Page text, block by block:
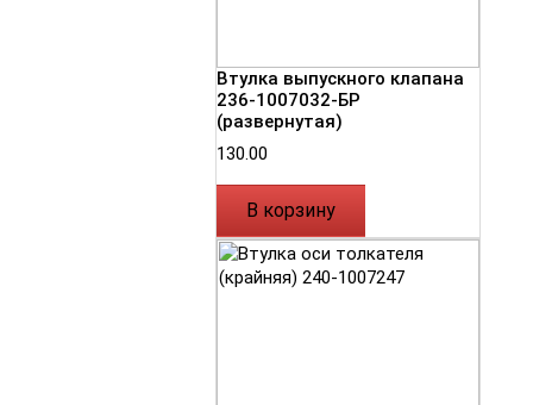
Втулка выпускного клапана
236-1007032-БР
(развернутая)
130.00
В корзину